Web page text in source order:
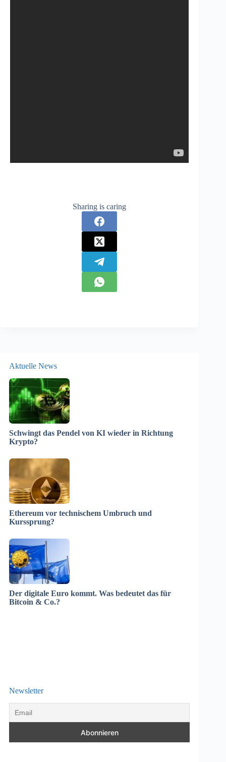
Sharing is caring
Aktuelle News
Schwingt das Pendel von KI wieder in Richtung
Krypto?
Ethereum vor technischem Umbruch und
Kurssprung?
Der digitale Euro kommt. Was bedeutet das für
Bitcoin & Co.?
Newsletter